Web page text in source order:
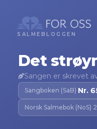
SALMEBLOGGEN
Det
Sangen er skrevet
Sangboken (SaB)·Nr.
Norsk Salmebok (NoS)